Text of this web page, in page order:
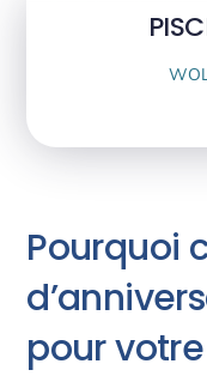
Pourquoi
pour